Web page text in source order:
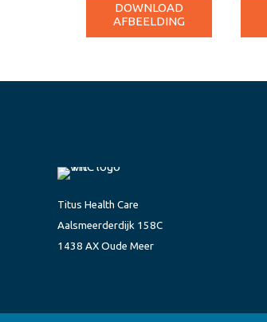
DOWNLOAD
AFBEELDING
Titus Health Care
Aalsmeerderdijk 158C
1438 AX Oude Meer